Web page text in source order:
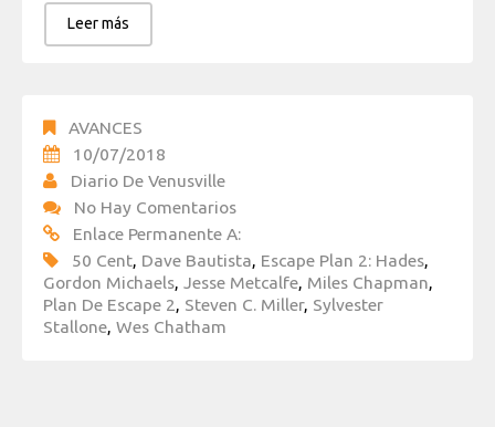
Leer más
AVANCES
10/07/2018
Diario De Venusville
No Hay Comentarios
Enlace Permanente A:
50 Cent, Dave Bautista, Escape Plan 2: Hades,
Gordon Michaels, Jesse Metcalfe, Miles Chapman,
Plan De Escape 2, Steven C. Miller, Sylvester
Stallone, Wes Chatham